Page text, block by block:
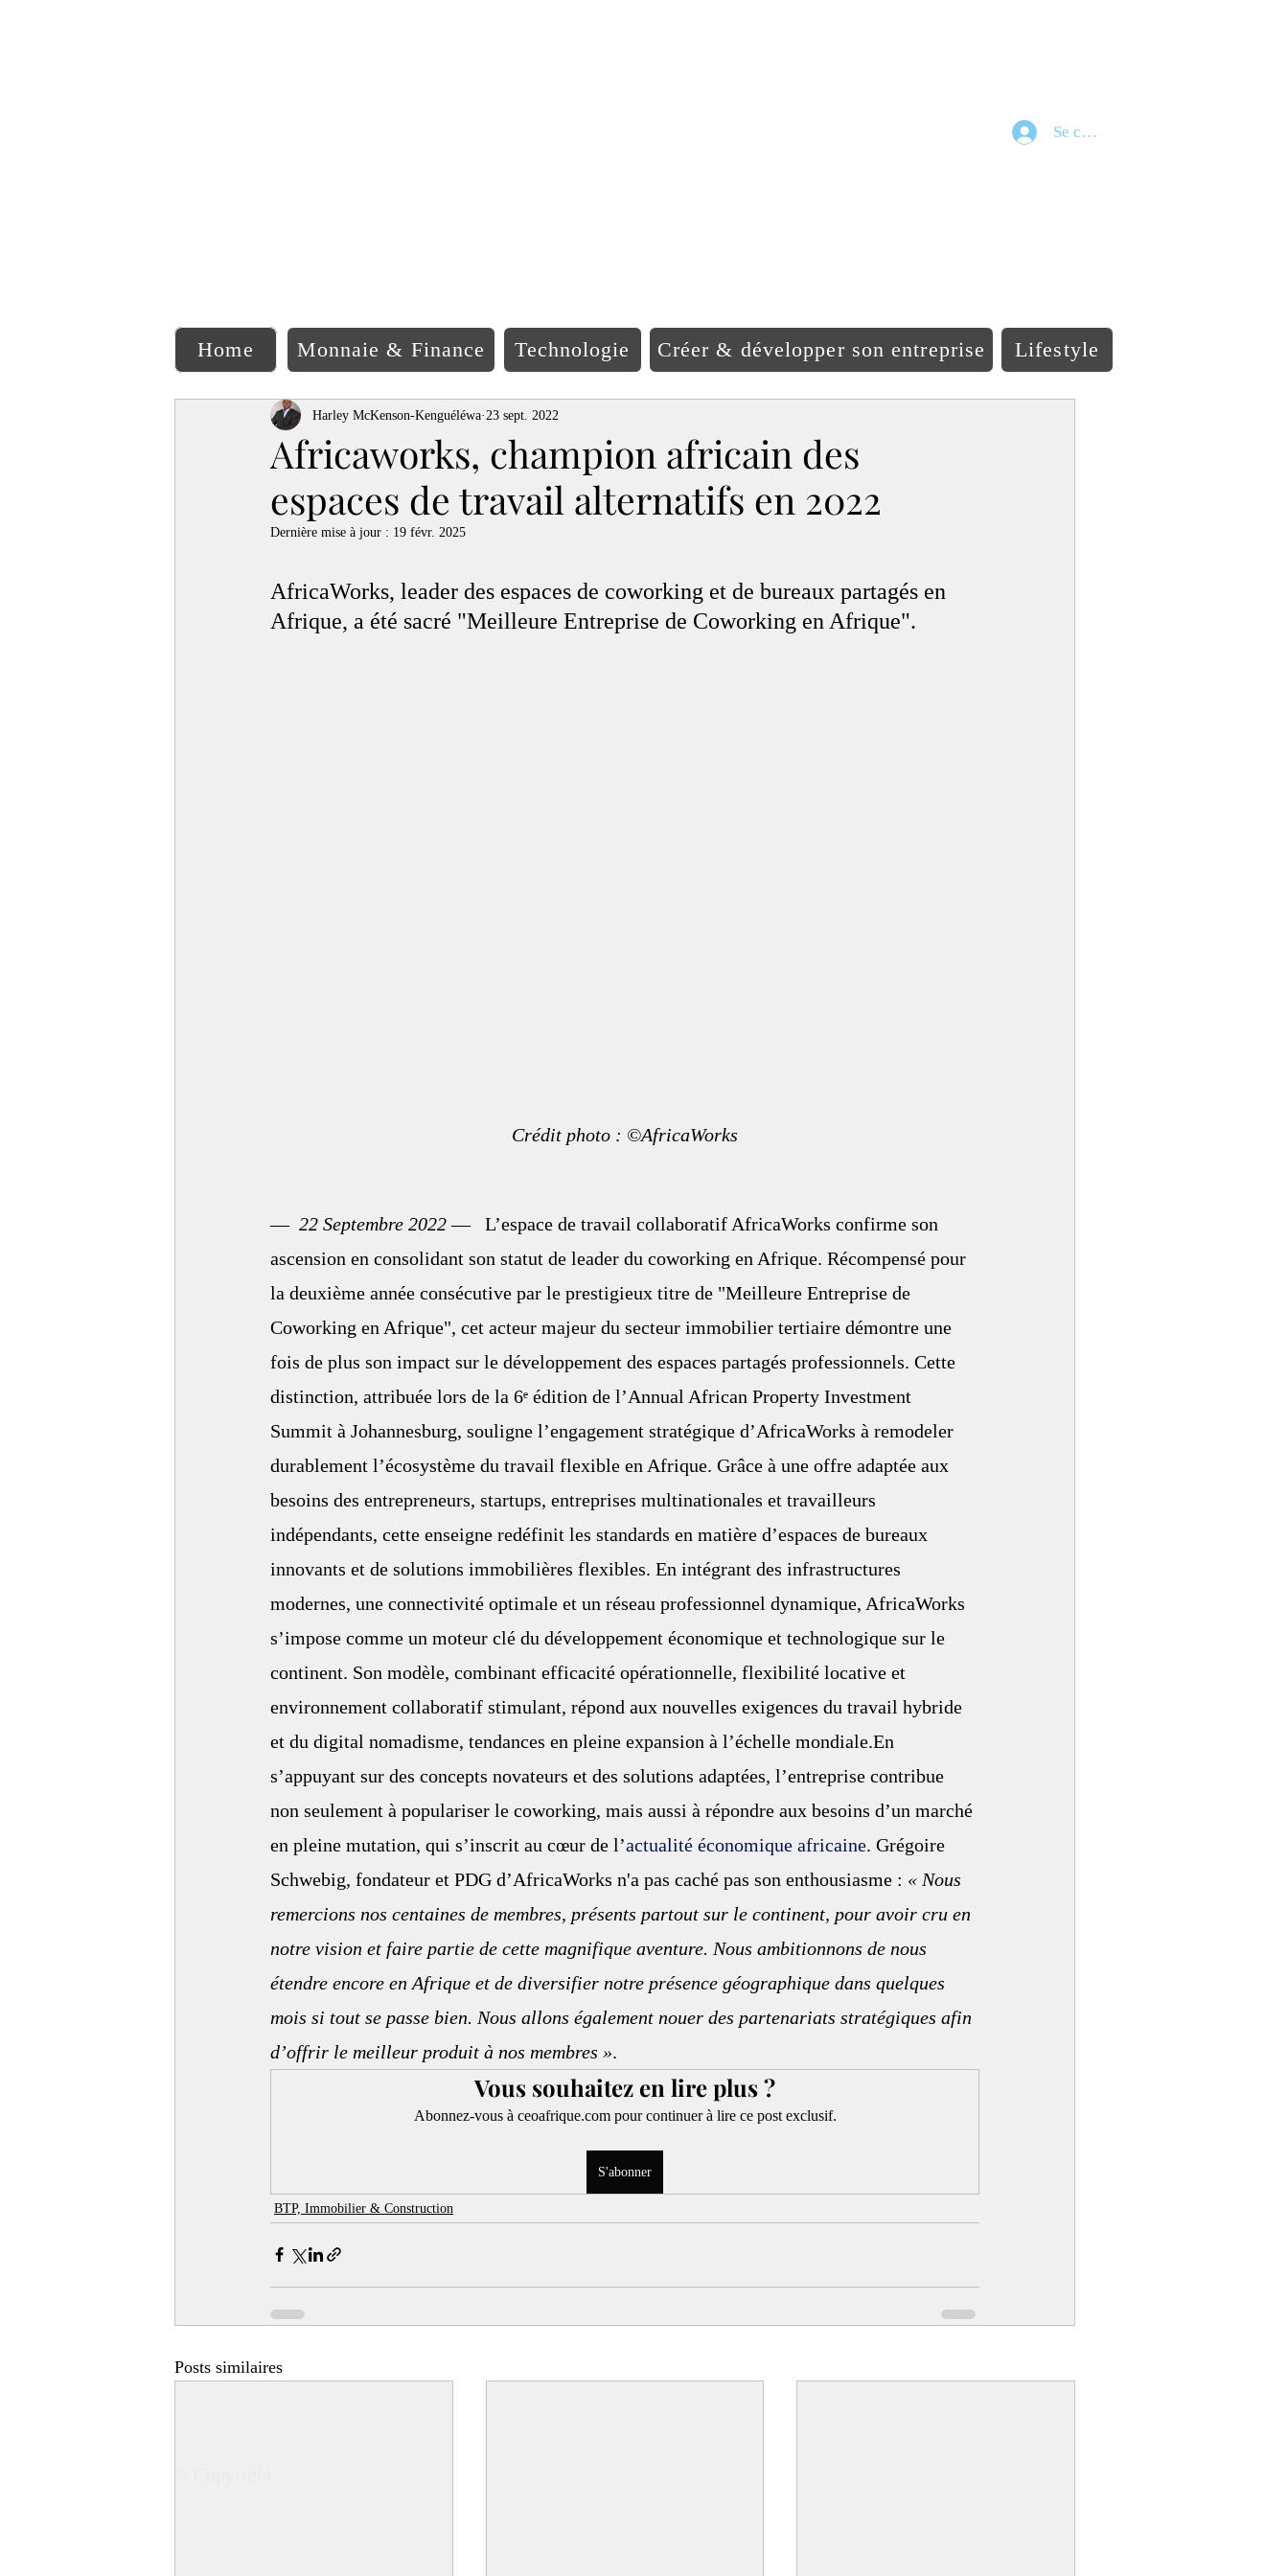
Se connecter
Home Monnaie & Finance Technologie Créer & développer son entreprise Lifestyle
Africaworks, champion africain des
espaces de travail alternatifs en 2022
Harley McKenson-Kenguéléwa 23 sept. 2022
Dernière mise à jour : 19 févr. 2025
AfricaWorks, leader des espaces de coworking et de bureaux partagés en
Afrique, a été sacré "Meilleure Entreprise de Coworking en Afrique".
Crédit photo : ©AfricaWorks
— 22 Septembre 2022 — L’espace de travail collaboratif AfricaWorks confirme son
ascension en consolidant son statut de leader du coworking en Afrique. Récompensé pour
la deuxième année consécutive par le prestigieux titre de "Meilleure Entreprise de
Coworking en Afrique", cet acteur majeur du secteur immobilier tertiaire démontre une
fois de plus son impact sur le développement des espaces partagés professionnels. Cette
distinction, attribuée lors de la 6ᵉ édition de l’Annual African Property Investment
Summit à Johannesburg, souligne l’engagement stratégique d’AfricaWorks à remodeler
durablement l’écosystème du travail flexible en Afrique. Grâce à une offre adaptée aux
besoins des entrepreneurs, startups, entreprises multinationales et travailleurs
indépendants, cette enseigne redéfinit les standards en matière d’espaces de bureaux
innovants et de solutions immobilières flexibles. En intégrant des infrastructures
modernes, une connectivité optimale et un réseau professionnel dynamique, AfricaWorks
s’impose comme un moteur clé du développement économique et technologique sur le
continent. Son modèle, combinant efficacité opérationnelle, flexibilité locative et
environnement collaboratif stimulant, répond aux nouvelles exigences du travail hybride
et du digital nomadisme, tendances en pleine expansion à l’échelle mondiale.En
s’appuyant sur des concepts novateurs et des solutions adaptées, l’entreprise contribue
non seulement à populariser le coworking, mais aussi à répondre aux besoins d’un marché
en pleine mutation, qui s’inscrit au cœur de l’actualité économique africaine. Grégoire
Schwebig, fondateur et PDG d’AfricaWorks n'a pas caché pas son enthousiasme : « Nous
remercions nos centaines de membres, présents partout sur le continent, pour avoir cru en
notre vision et faire partie de cette magnifique aventure. Nous ambitionnons de nous
étendre encore en Afrique et de diversifier notre présence géographique dans quelques
mois si tout se passe bien. Nous allons également nouer des partenariats stratégiques afin
d’offrir le meilleur produit à nos membres ».
Vous souhaitez en lire plus ?
Abonnez-vous à ceoafrique.com pour continuer à lire ce post exclusif.
S'abonner
BTP, Immobilier & Construction
Posts similaires